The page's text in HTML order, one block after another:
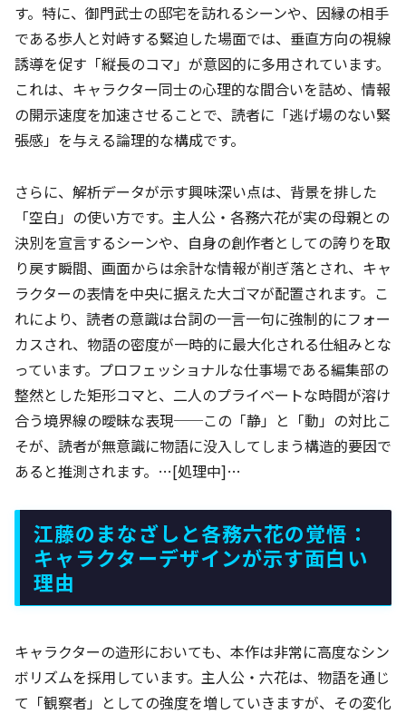
す。特に、御門武士の邸宅を訪れるシーンや、因縁の相手
である歩人と対峙する緊迫した場面では、垂直方向の視線
誘導を促す「縦長のコマ」が意図的に多用されています。
これは、キャラクター同士の心理的な間合いを詰め、情報
の開示速度を加速させることで、読者に「逃げ場のない緊
張感」を与える論理的な構成です。
さらに、解析データが示す興味深い点は、背景を排した
「空白」の使い方です。主人公・各務六花が実の母親との
決別を宣言するシーンや、自身の創作者としての誇りを取
り戻す瞬間、画面からは余計な情報が削ぎ落とされ、キャ
ラクターの表情を中央に据えた大ゴマが配置されます。こ
れにより、読者の意識は台詞の一言一句に強制的にフォー
カスされ、物語の密度が一時的に最大化される仕組みとな
っています。プロフェッショナルな仕事場である編集部の
整然とした矩形コマと、二人のプライベートな時間が溶け
合う境界線の曖昧な表現──この「静」と「動」の対比こ
そが、読者が無意識に物語に没入してしまう構造的要因で
あると推測されます。…[処理中]…
江藤のまなざしと各務六花の覚悟：
キャラクターデザインが示す面白い
理由
キャラクターの造形においても、本作は非常に高度なシン
ボリズムを採用しています。主人公・六花は、物語を通じ
て「観察者」としての強度を増していきますが、その変化